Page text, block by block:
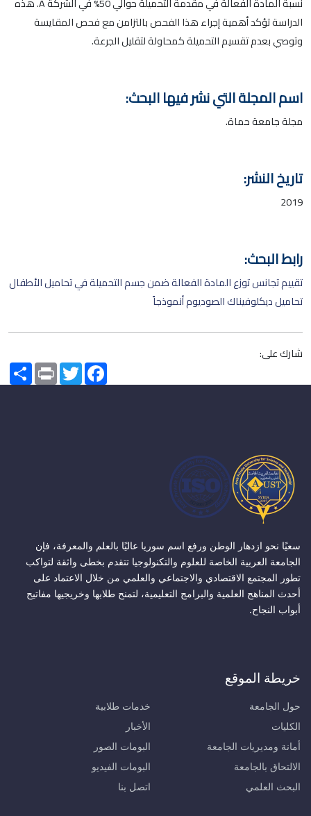
الدراسة تؤكد أهمية إجراء هذا الفحص بالتزامن مع فحص المقايسة
وتوصي بعدم تقسيم التحميلة كمحاولة لتقليل الجرعة.
اسم المجلة التي نشر فيها البحث:
مجلة جامعة حماة.
تاريخ النشر:
2019
رابط البحث:
تقييم تجانس توزع المادة الفعالة ضمن جسم التحميلة في تحاميل الأطفال
تحاميل ديكلوفيناك الصوديوم أنموذجاً
شارك على:
Share PrintTwitterFacebook
سعيًا نحو ازدهار الوطن ورفع اسم سوريا عاليًا بالعلم والمعرفة، فإن
الجامعة العربية الخاصة للعلوم والتكنولوجيا تتقدم بخطى واثقة لتواكب
تطور المجتمع الاقتصادي والاجتماعي والعلمي من خلال الاعتماد على
أحدث المناهج العلمية والبرامج التعليمية، لتمنح طلابها وخريجيها مفاتيح
أبواب النجاح.
خريطة الموقع
حول الجامعة
الكليات
أمانة ومديريات الجامعة
الالتحاق بالجامعة
البحث العلمي
خدمات طلابية
الأخبار
البومات الصور
البومات الفيديو
اتصل بنا